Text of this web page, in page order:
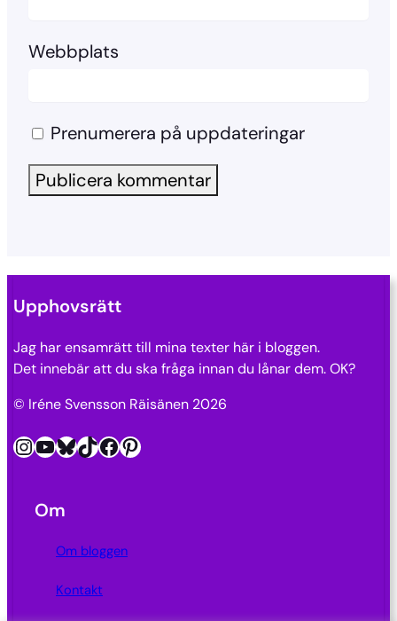
Webbplats
Prenumerera på uppdateringar
Upphovsrätt
Jag har ensamrätt till mina texter här i bloggen.
Det innebär att du ska fråga innan du lånar dem. OK?
© Iréne Svensson Räisänen 2026
InstagramYouTube Bluesky TikTok Facebook Pinterest
Om
Om bloggen
Kontakt